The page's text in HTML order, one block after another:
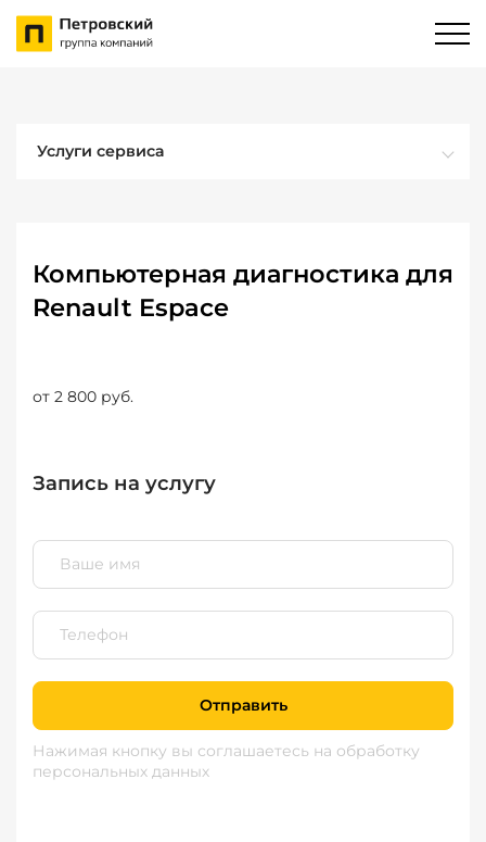
Услуги сервиса
Компьютерная диагностика для
Renault Espace
от 2 800 руб.
Запись на услугу
Отправить
Нажимая кнопку вы соглашаетесь на обработку
персональных данных